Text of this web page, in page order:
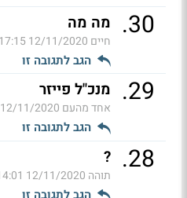
30
. מה מה
חיים 12/11/2020 17:15
הגב לתגובה זו
29
. מנכ"ל פייזר
אחד מהעם 12/11/2020 14:20
הגב לתגובה זו
28
.
?
תוהה 12/11/2020 14:01